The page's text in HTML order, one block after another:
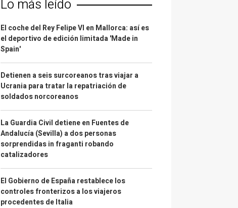
Lo más leído
El coche del Rey Felipe VI en Mallorca: así es
el deportivo de edición limitada 'Made in
Spain'
Detienen a seis surcoreanos tras viajar a
Ucrania para tratar la repatriación de
soldados norcoreanos
La Guardia Civil detiene en Fuentes de
Andalucía (Sevilla) a dos personas
sorprendidas in fraganti robando
catalizadores
El Gobierno de España restablece los
controles fronterizos a los viajeros
procedentes de Italia